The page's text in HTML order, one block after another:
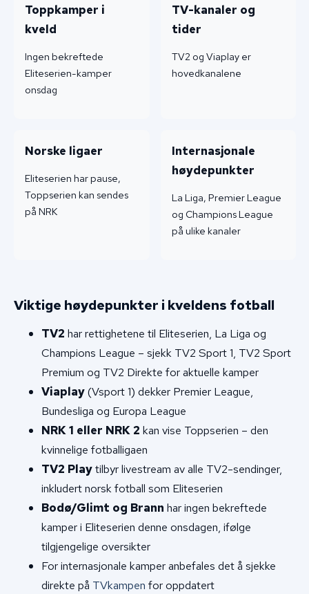
Toppkamper i
kveld
Ingen bekreftede
Eliteserien-kamper
onsdag
TV-kanaler og
tider
TV2 og Viaplay er
hovedkanalene
Norske ligaer
Eliteserien har pause,
Toppserien kan sendes
på NRK
Internasjonale
høydepunkter
La Liga, Premier League
og Champions League
på ulike kanaler
Viktige høydepunkter i kveldens fotball
TV2 har rettighetene til Eliteserien, La Liga og
Champions League – sjekk TV2 Sport 1, TV2 Sport
Premium og TV2 Direkte for aktuelle kamper
Viaplay(Vsport 1) dekker Premier League,
Bundesliga og Europa League
NRK 1 eller NRK 2 kan vise Toppserien – den
kvinnelige fotballigaen
TV2 Playtilbyr livestream av alle TV2-sendinger,
inkludert norsk fotball som Eliteserien
Bodø/Glimt og Brann har ingen bekreftede
kamper i Eliteserien denne onsdagen, ifølge
tilgjengelige oversikter
For internasjonale kamper anbefales det å sjekke
direkte på TVkampen for oppdatert